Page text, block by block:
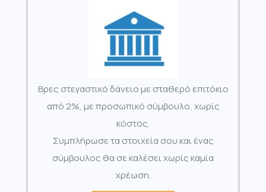
Βρες στεγαστικό δάνειο με σταθερό επιτόκιο
από 2%, με προσωπικό σύμβουλο, χωρίς
κόστος.
Συμπλήρωσε τα στοιχεία σου και ένας
σύμβουλος θα σε καλέσει χωρίς καμία
χρέωση.